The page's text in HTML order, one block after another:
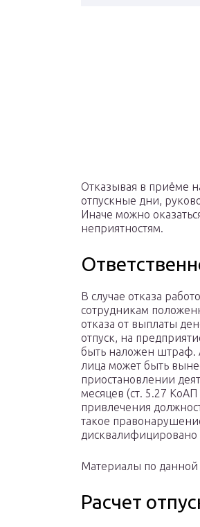
Отказывая в приёме
отпускные дни,
Иначе можно
неприятностям.
В случае отказа
сотрудникам
отказа от выплаты
отпуск, на
быть наложен штраф.
лица может быть
приостановлении
месяцев (ст. 5.27
привлечения
такое
дисквалифицировано
Материалы по данной
Расчет